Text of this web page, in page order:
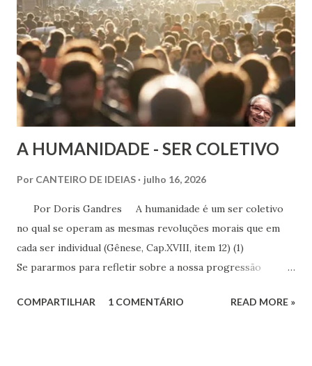
o Centro Espírita nesse círculo de influências formativas.
A HUMANIDADE - SER COLETIVO
Por CANTEIRO DE IDEIAS julho 16, 2026
Por Doris Gandres A humanidade é um ser coletivo
no qual se operam as mesmas revoluções morais que em
cada ser individual (Gênese, Cap.XVIII, item 12) (1)
Se pararmos para refletir sobre a nossa progressão
luz de tantas descobertas, tantos esclarecimentos em
COMPARTILHAR 1 COMENTÁRIO READ MORE »